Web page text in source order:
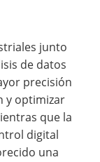
junto
de datos
precisión
y optimizar
que la
digital
una